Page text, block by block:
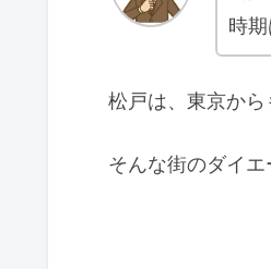
時
松戸は、東京から
そんな街のダイエ